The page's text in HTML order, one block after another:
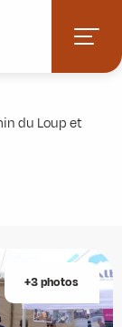
du Loup et
+3 photos